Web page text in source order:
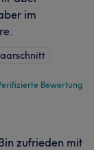
im
Bewertung
zufrieden mit